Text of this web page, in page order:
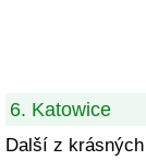
6. Katowice
Další z